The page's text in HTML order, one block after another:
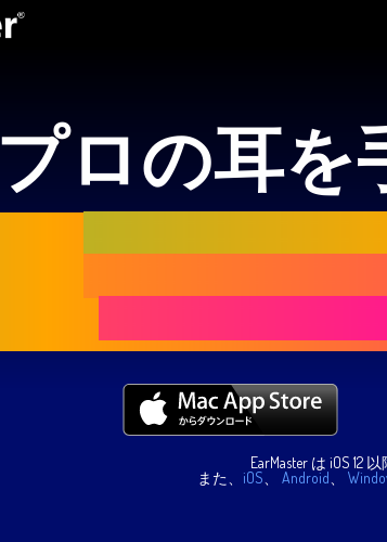
プロの耳を
EarMaster は iOS 12
また、 iOS Android